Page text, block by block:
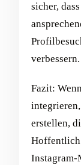
sicher,
verbessern.
Fazit:
erstellen,
Hoffentlich
Instagram-